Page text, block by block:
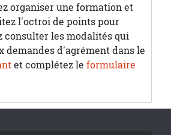
organiser une formation et
l'octroi de points pour
consulter les modalités qui
demandes d'agrément dans le
et complétez le formulaire